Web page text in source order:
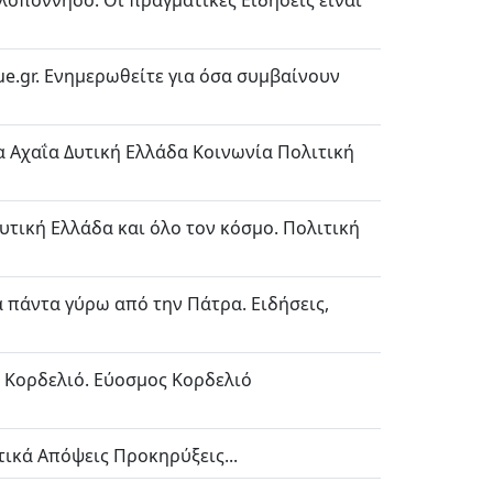
Ενημερωθείτε για όσα συμβαίνουν
Δυτική Ελλάδα Κοινωνία Πολιτική
Ελλάδα και όλο τον κόσμο. Πολιτική
γύρω από την Πάτρα. Ειδήσεις,
Εύοσμος Κορδελιό
Απόψεις Προκηρύξεις...